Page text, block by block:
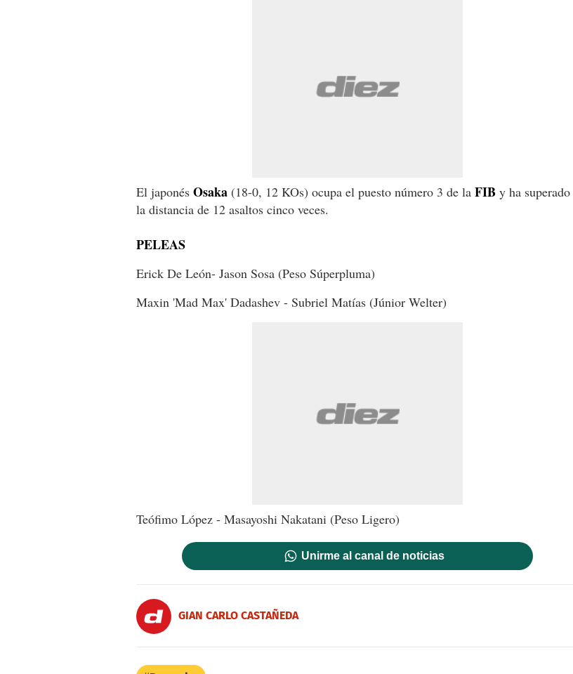
El japonés Osaka (18-0, 12 KOs) ocupa el puesto número 3 de la FIB y ha superado
la distancia de 12 asaltos cinco veces.
PELEAS
Erick De León- Jason Sosa (Peso Súperpluma)
Maxin 'Mad Max' Dadashev - Subriel Matías (Júnior Welter)
Teófimo López - Masayoshi Nakatani (Peso Ligero)
Unirme al canal de noticias
GIAN CARLO CASTAÑEDA